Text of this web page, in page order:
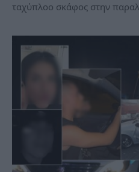
ταχύπλοο σκάφος στην